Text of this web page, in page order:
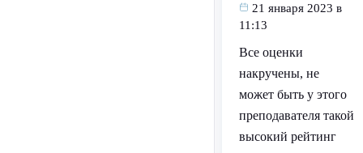
21 января 2023 в
11:13
Все оценки
накручены, не
может быть у этого
преподавателя такой
высокий рейтинг